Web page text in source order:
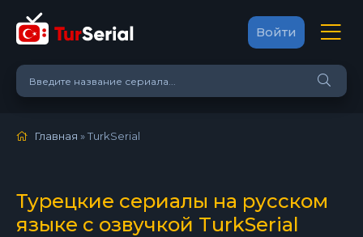
Войти
Главная » TurkSerial
Турецкие сериалы на русском
языке с озвучкой TurkSerial